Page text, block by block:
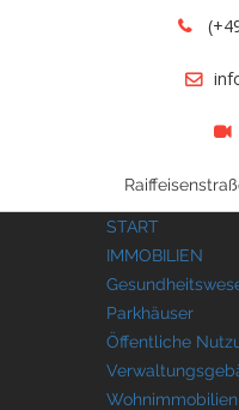
START
IMMOBILIEN
Parkhäuser
Öffentliche
Wohnimmobilien